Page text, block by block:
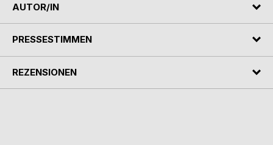
AUTOR/IN
PRESSESTIMMEN
REZENSIONEN